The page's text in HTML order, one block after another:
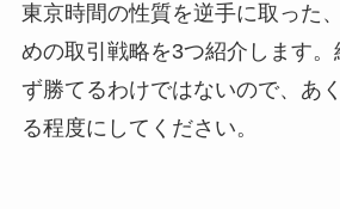
東京時間の性質を逆手に取った
めの取引戦略を3つ紹介します
ず勝てるわけではないので、あ
る程度にしてください。